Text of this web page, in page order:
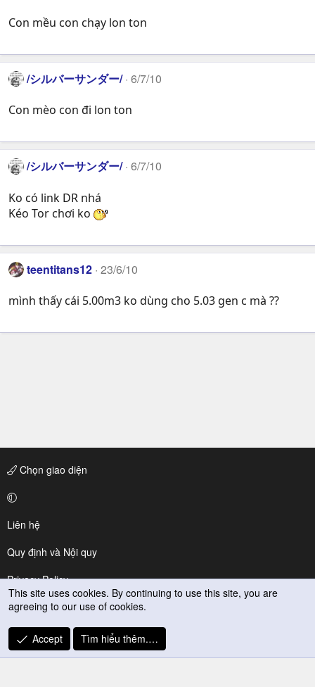
Con mều con chạy lon ton
/シルバーサンダー/ 6/7/10
Con mèo con đi lon ton
/シルバーサンダー/ 6/7/10
Ko có link DR nhá
Kéo Tor chơi ko
teentitans12 23/6/10
mình thấy cái 5.00m3 ko dùng cho 5.03 gen c mà ??
Chọn giao diện
Liên hệ
Quy định và Nội quy
Privacy Policy
Trợ giúp
R
S
This site uses cookies. By continuing to use this site, you are
agreeing to our use of cookies.
Accept Tìm hiểu thêm.…